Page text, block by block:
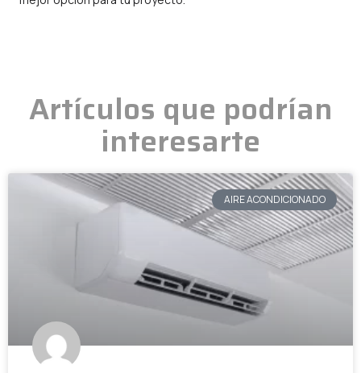
Artículos que podrían
interesarte
AIRE ACONDICIONADO